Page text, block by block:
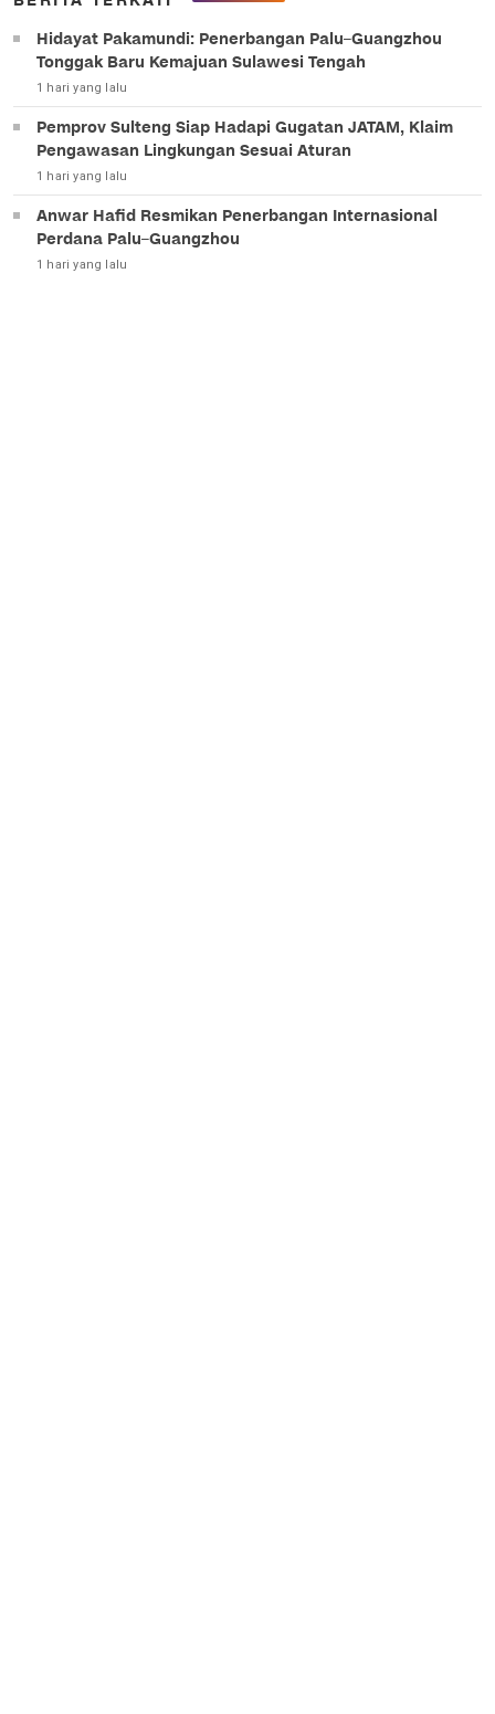
Hidayat Pakamundi: Penerbangan Palu–Guangzhou
Tonggak Baru Kemajuan Sulawesi Tengah
1 hari yang lalu
Pemprov Sulteng Siap Hadapi Gugatan JATAM, Klaim
Pengawasan Lingkungan Sesuai Aturan
1 hari yang lalu
Anwar Hafid Resmikan Penerbangan Internasional
Perdana Palu–Guangzhou
1 hari yang lalu